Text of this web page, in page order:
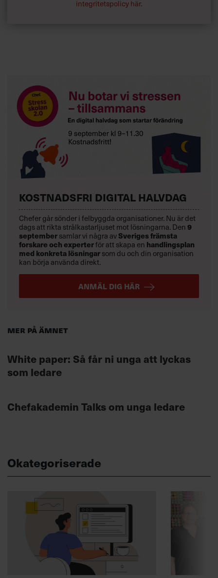
integritetspolicy här.
Mer på ämnet
White paper: Så får ni unga att lyckas
som ledare
Chefakademin Talks om unga ledare
KOSTNADSFRI DIGITAL HALVDAG
Chefer går sönder i felbyggda organisationer. Nu är det
dags att rikta strålkastarljuset mot lösningarna. Den 9
september samlar vi några av Sveriges främsta
forskare och experterför att skapa en handlingsplan
med konkreta lösningar som du och din organisation
kan börja använda direkt.
ANMÄL DIG HÄR
Okategoriserade